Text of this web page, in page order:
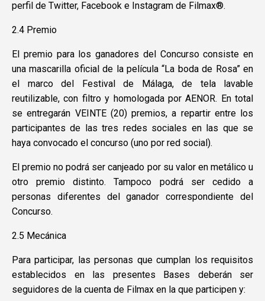
perfil de Twitter, Facebook e Instagram de Filmax®.
2.4 Premio
El premio para los ganadores del Concurso consiste en
una mascarilla oficial de la película “La boda de Rosa” en
el marco del Festival de Málaga, de tela lavable
reutilizable, con filtro y homologada por AENOR. En total
se entregarán VEINTE (20) premios, a repartir entre los
participantes de las tres redes sociales en las que se
haya convocado el concurso (uno por red social).
El premio no podrá ser canjeado por su valor en metálico u
otro premio distinto. Tampoco podrá ser cedido a
personas diferentes del ganador correspondiente del
Concurso.
2.5 Mecánica
Para participar, las personas que cumplan los requisitos
establecidos en las presentes Bases deberán ser
seguidores de la cuenta de Filmax en la que participen y: